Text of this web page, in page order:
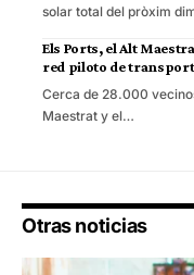
solar total del pròxim
Els Ports, el Alt
red piloto de
Cerca de 28.000
Maestrat y el…
Otras noticias